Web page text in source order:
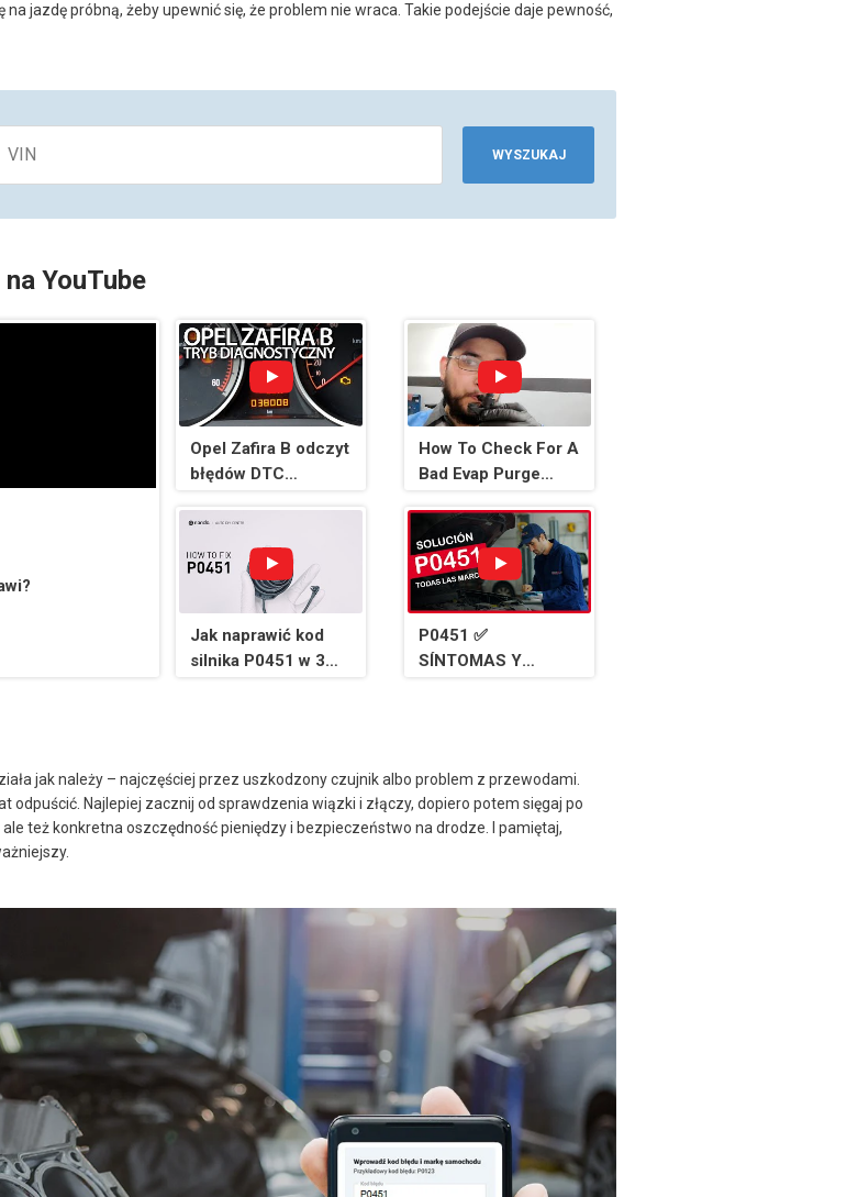
na jazdę próbną, żeby upewnić się, że problem nie wraca. Takie podejście daje pewność,
WYSZUKAJ
YouTube
Opel Zafira B odczyt
błędów DTC
serwisowy)
How To Check For A
Bad Evap Purge
Jak naprawić kod
silnika P0451 w 3
P0451 ✅
SÍNTOMAS Y
jak należy – najczęściej przez uszkodzony czujnik albo problem z przewodami.
Najlepiej zacznij od sprawdzenia wiązki i złączy, dopiero potem sięgaj po
też konkretna oszczędność pieniędzy i bezpieczeństwo na drodze. I pamiętaj,